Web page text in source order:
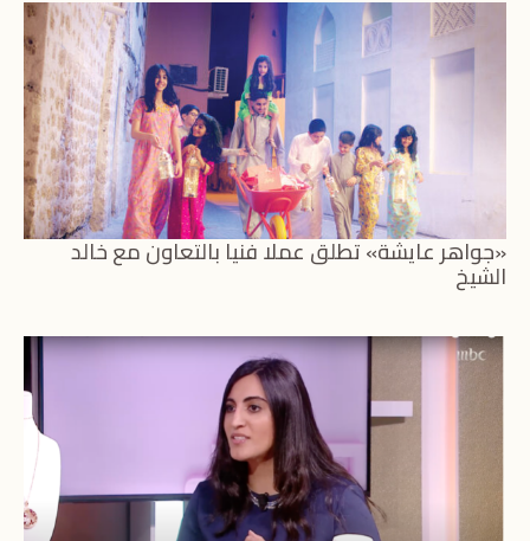
«جواهر عايشة» تطلق عملا فنيا بالتعاون مع خالد
الشيخ